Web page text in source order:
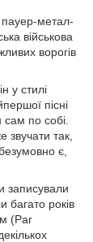
метал-
військова
ворогів
у стилі
пісні
по собі.
так,
є,
записували
років
(Par